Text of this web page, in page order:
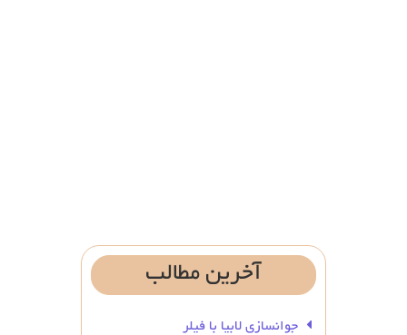
آخرین مطالب
جوانسازی لابیا با فیلر